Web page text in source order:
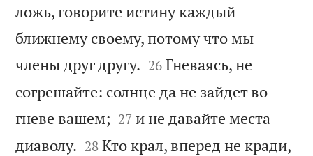
ложь, говорите истину каждый
ближнему своему, потому что мы
члены друг другу. 

26 Гневаясь, не
согрешайте: солнце да не зайдет во
гневе вашем; 

27 и не давайте места
диаволу. 

28 Кто крал, вперед не кради,